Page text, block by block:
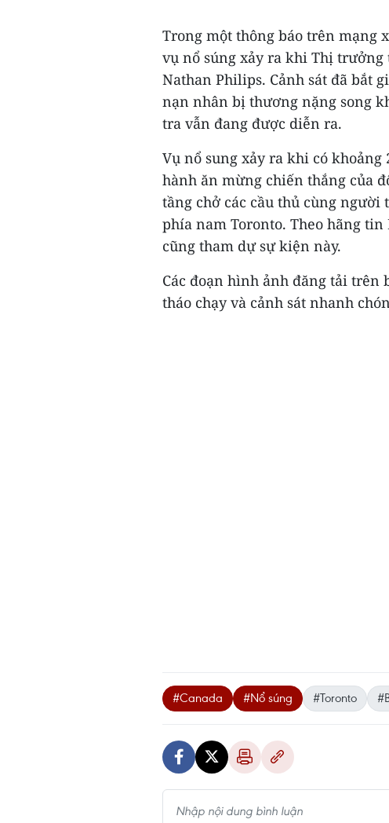
Trong một thông báo trên mạng
vụ nổ súng xảy ra khi Thị trưởng
Nathan Philips. Cảnh sát đã bắt
nạn nhân bị thương nặng song
tra vẫn đang được diễn ra.
Vụ nổ sung xảy ra khi có
hành ăn mừng chiến thắng của
tầng chở các cầu thủ cùng người
phía nam Toronto. Theo hãng tin
cũng tham dự sự kiện này.
Các đoạn hình ảnh đăng tải trên
tháo chạy và cảnh sát nhanh
#Canada #Nổ súng #Toronto